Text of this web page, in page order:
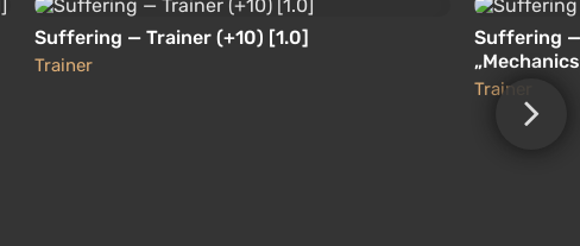
Suffering — Trainer (+10) [1.0]
Trainer
Suffering —
Trainer